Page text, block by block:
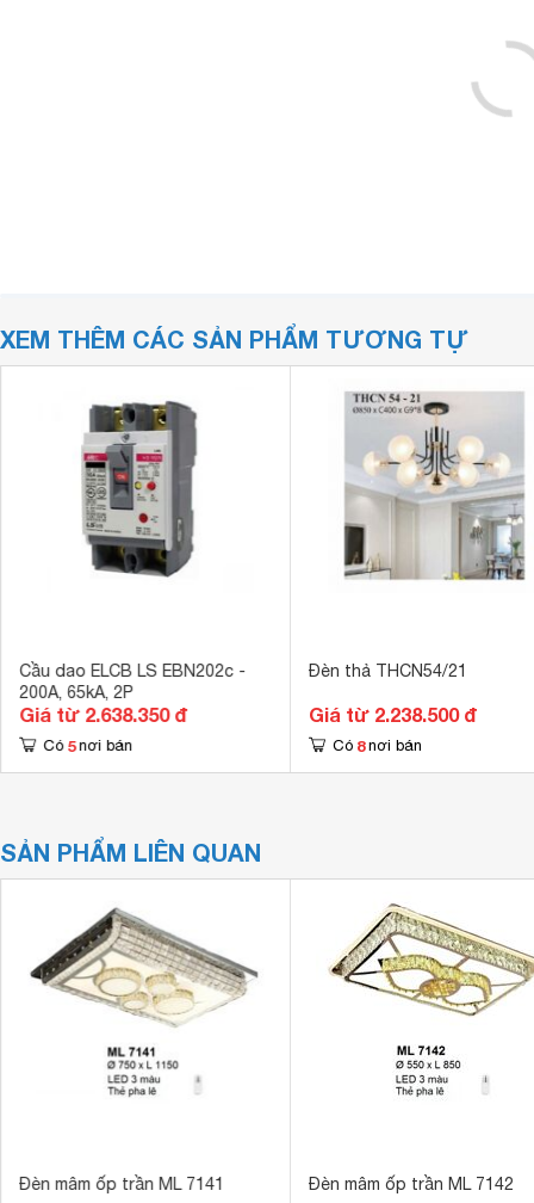
XEM THÊM CÁC SẢN PHẨM TƯƠNG TỰ
Cầu dao ELCB LS EBN202c -
200A, 65kA, 2P
Giá từ 2.638.350 đ
Có 5 nơi bán
Đèn thả THCN54/21
Giá từ 2.238.500 đ
Có 8 nơi bán
SẢN PHẨM LIÊN QUAN
Đèn mâm ốp trần ML 7141 Đèn mâm ốp trần ML 7142